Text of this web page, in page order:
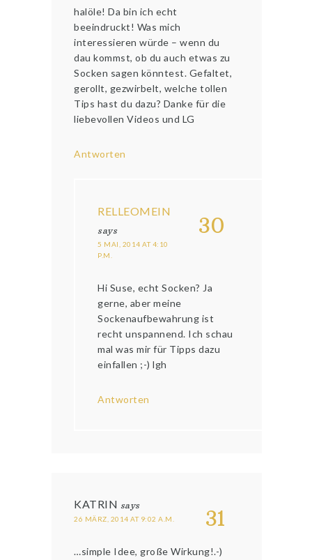
halöle! Da bin ich echt
beeindruckt! Was mich
interessieren würde – wenn du
dau kommst, ob du auch etwas zu
Socken sagen könntest. Gefaltet,
gerollt, gezwirbelt, welche tollen
Tips hast du dazu? Danke für die
liebevollen Videos und LG
Antworten
30
RELLEOMEIN
says
5 MAI, 2014 AT 4:10
P.M.
Hi Suse, echt Socken? Ja
gerne, aber meine
Sockenaufbewahrung ist
recht unspannend. Ich schau
mal was mir für Tipps dazu
einfallen ;-) lgh
Antworten
31
KATRIN says
26 MÄRZ, 2014 AT 9:02 A.M.
…simple Idee, große Wirkung!.-)